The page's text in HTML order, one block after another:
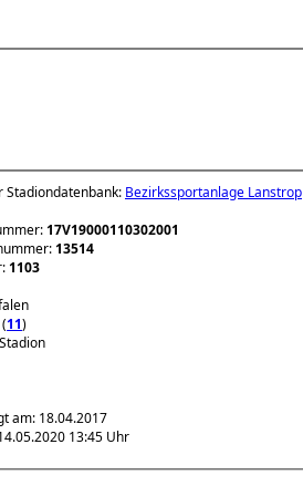
Bezirkssportanlage Lanstrop
17V19000110302001
13514
1103
11)
am: 18.04.2017
13:45 Uhr